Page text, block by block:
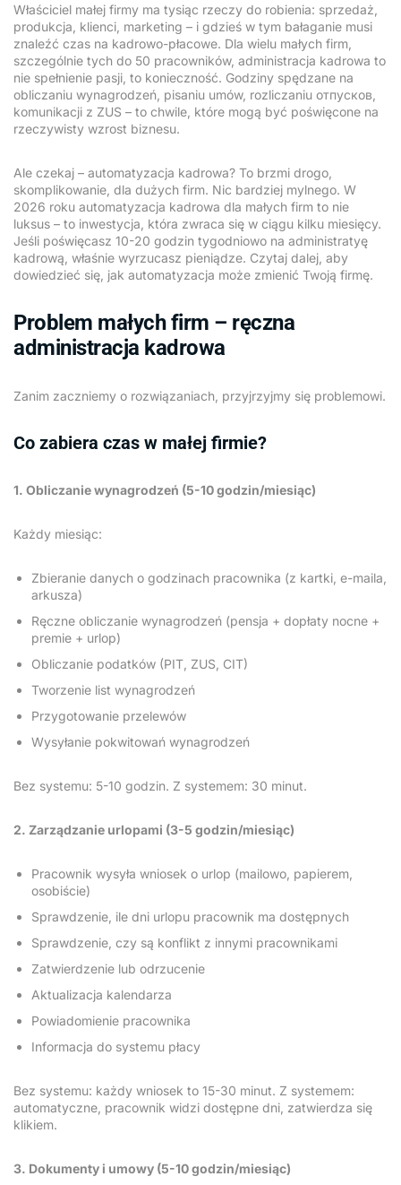
Właściciel małej firmy ma tysiąc rzeczy do robienia: sprzedaż,
produkcja, klienci, marketing – i gdzieś w tym bałaganie musi
znaleźć czas na kadrowo-płacowe. Dla wielu małych firm,
szczególnie tych do 50 pracowników, administracja kadrowa to
nie spełnienie pasji, to konieczność. Godziny spędzane na
obliczaniu wynagrodzeń, pisaniu umów, rozliczaniu отпусков,
komunikacji z ZUS – to chwile, które mogą być poświęcone na
rzeczywisty wzrost biznesu.
Ale czekaj – automatyzacja kadrowa? To brzmi drogo,
skomplikowanie, dla dużych firm. Nic bardziej mylnego. W
2026 roku automatyzacja kadrowa dla małych firm to nie
luksus – to inwestycja, która zwraca się w ciągu kilku miesięcy.
Jeśli poświęcasz 10-20 godzin tygodniowo na administratyę
kadrową, właśnie wyrzucasz pieniądze. Czytaj dalej, aby
dowiedzieć się, jak automatyzacja może zmienić Twoją firmę.
Problem małych firm – ręczna
administracja kadrowa
Zanim zaczniemy o rozwiązaniach, przyjrzyjmy się problemowi.
Co zabiera czas w małej firmie?
1. Obliczanie wynagrodzeń (5-10 godzin/miesiąc)
Każdy miesiąc:
Zbieranie danych o godzinach pracownika (z kartki, e-maila,
arkusza)
Ręczne obliczanie wynagrodzeń (pensja + dopłaty nocne +
premie + urlop)
Obliczanie podatków (PIT, ZUS, CIT)
Tworzenie list wynagrodzeń
Przygotowanie przelewów
Wysyłanie pokwitowań wynagrodzeń
Bez systemu: 5-10 godzin. Z systemem: 30 minut.
2. Zarządzanie urlopami (3-5 godzin/miesiąc)
Pracownik wysyła wniosek o urlop (mailowo, papierem,
osobiście)
Sprawdzenie, ile dni urlopu pracownik ma dostępnych
Sprawdzenie, czy są konflikt z innymi pracownikami
Zatwierdzenie lub odrzucenie
Aktualizacja kalendarza
Powiadomienie pracownika
Informacja do systemu płacy
Bez systemu: każdy wniosek to 15-30 minut. Z systemem:
automatyczne, pracownik widzi dostępne dni, zatwierdza się
klikiem.
3. Dokumenty i umowy (5-10 godzin/miesiąc)